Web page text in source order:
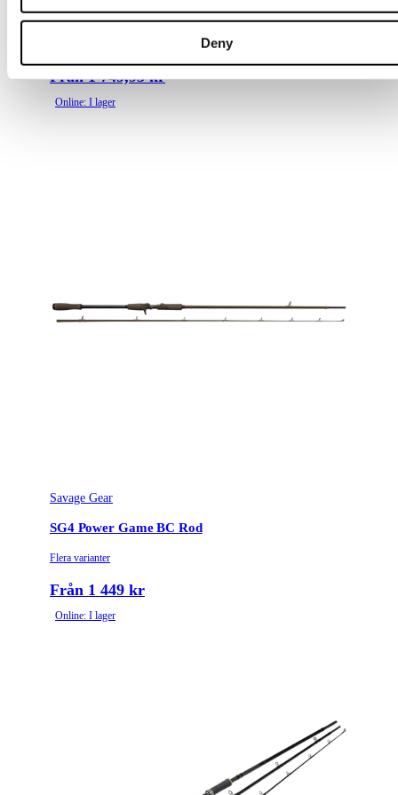
Deny
W3 Finesse T&C 2Nd
Från 1 749,95 kr
Online: I lager
Savage Gear
SG4 Power Game BC Rod
Flera varianter
Från 1 449 kr
Online: I lager